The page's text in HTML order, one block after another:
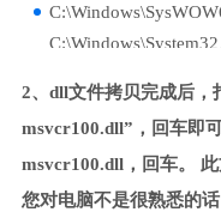
C:\Windows\System32
2、dll文件拷贝完成后，
msvcr100.dll”，回车即
msvcr100.dll，回车。
您对电脑不是很熟悉的